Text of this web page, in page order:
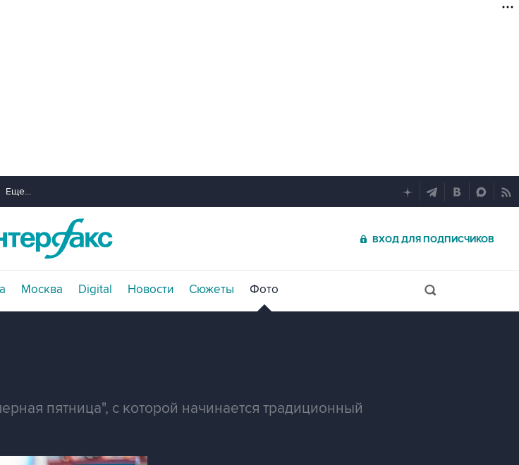
Еще...
ВХОД ДЛЯ ПОДПИСЧИКОВ
Москва Digital Новости Сюжеты Фото
пятница", с которой начинается традиционный